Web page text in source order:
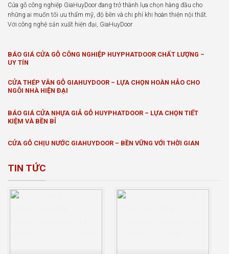
Cửa gỗ công nghiệp GiaHuyDoor đang trở thành lựa chọn hàng đầu cho
những ai muốn tối ưu thẩm mỹ, độ bền và chi phí khi hoàn thiện nội thất.
Với công nghệ sản xuất hiện đại, GiaHuyDoor
BÁO GIÁ CỬA GỖ CÔNG NGHIỆP HUYPHATDOOR CHẤT LƯỢNG –
UY TÍN
CỬA THÉP VÂN GỖ GIAHUYDOOR – LỰA CHỌN HOÀN HẢO CHO
NGÔI NHÀ HIỆN ĐẠI
BÁO GIÁ CỬA NHỰA GIẢ GỖ HUYPHATDOOR – LỰA CHỌN TIẾT
KIỆM VÀ BỀN BỈ
CỬA GỖ CHỊU NƯỚC GIAHUYDOOR – BỀN VỮNG VỚI THỜI GIAN
TIN TỨC